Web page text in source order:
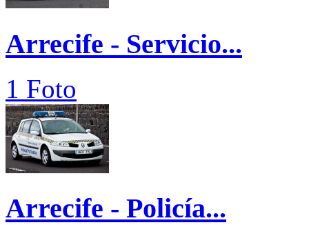
Arrecife - Servicio...
1 Foto
Arrecife - Policía...